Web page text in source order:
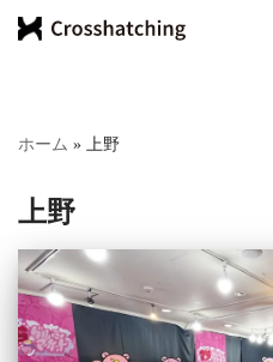
ン
へ
ス
キ
ッ
プ
ホーム » 上野
上野